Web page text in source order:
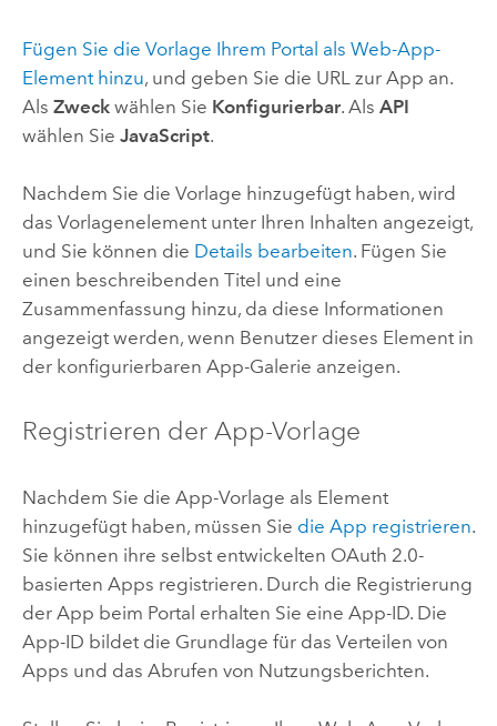
Fügen Sie die Vorlage Ihrem Portal als Web-App-
Element hinzu, und geben Sie die URL zur App an.
Als Zweckwählen Sie Konfigurierbar. Als API
wählen Sie JavaScript.
Nachdem Sie die Vorlage hinzugefügt haben, wird
das Vorlagenelement unter Ihren Inhalten angezeigt,
und Sie können die Details bearbeiten. Fügen Sie
einen beschreibenden Titel und eine
Zusammenfassung hinzu, da diese Informationen
angezeigt werden, wenn Benutzer dieses Element in
der konfigurierbaren App-Galerie anzeigen.
Registrieren der App-Vorlage
Nachdem Sie die App-Vorlage als Element
hinzugefügt haben, müssen Sie die App registrieren.
Sie können ihre selbst entwickelten OAuth 2.0-
basierten Apps registrieren. Durch die Registrierung
der App beim Portal erhalten Sie eine App-ID. Die
App-ID bildet die Grundlage für das Verteilen von
Apps und das Abrufen von Nutzungsberichten.